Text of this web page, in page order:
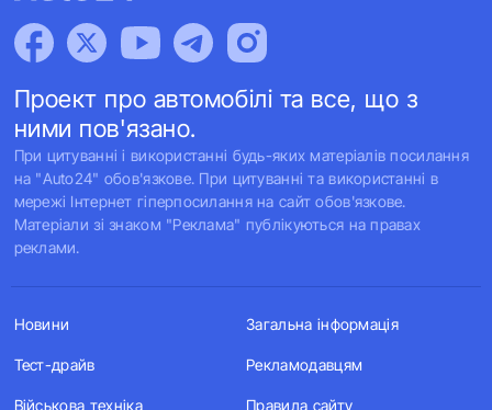
Проект про автомобілі та все, що з
ними пов'язано.
При цитуванні і використанні будь-яких матеріалів посилання
на "Auto24" обов'язкове. При цитуванні та використанні в
мережі Інтернет гіперпосилання на сайт обов'язкове.
Матеріали зі знаком "Реклама" публікуються на правах
реклами.
Новини
Тест-драйв
Військова техніка
Загальна інформація
Рекламодавцям
Правила сайту